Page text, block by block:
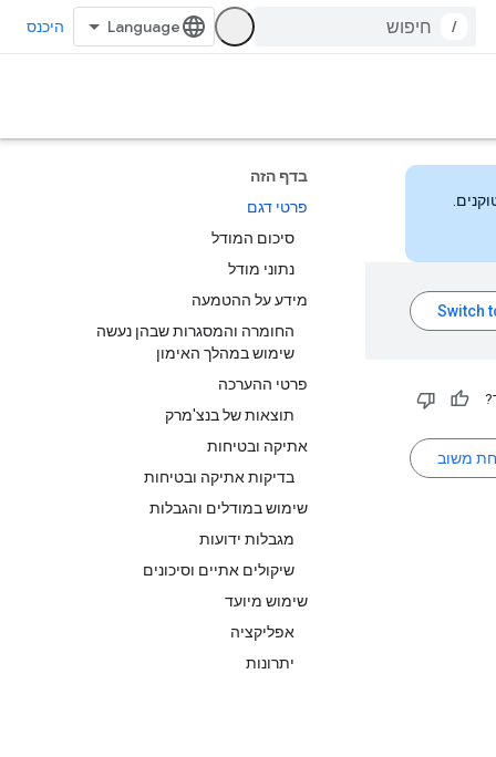
/ היכנס
בדף הזה
פרטי דגם
סיכום המודל
נתוני מודל
מידע על ההטמעה
החומרה והמסגרות שבהן נעשה
שימוש במהלך האימון
פרטי ההערכה
תוצאות של בנצ'מרק
אתיקה ובטיחות
בדיקות אתיקה ובטיחות
שימוש במודלים והגבלות
מגבלות ידועות
שיקולים אתיים וסיכונים
שימוש מיועד
אפליקציה
יתרונות
משוב